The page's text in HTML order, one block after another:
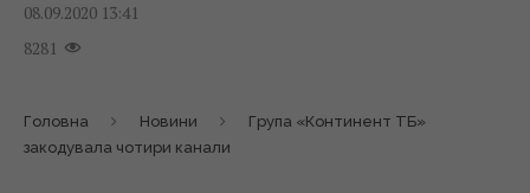
08.09.2020 13:41
8281
Головна Новини
Група «Континент ТБ»
закодувала чотири канали